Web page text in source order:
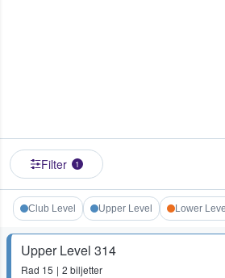
Filter 1
Club Level Upper Level Lower Level
Upper Level 314
Rad 15 2 biljetter